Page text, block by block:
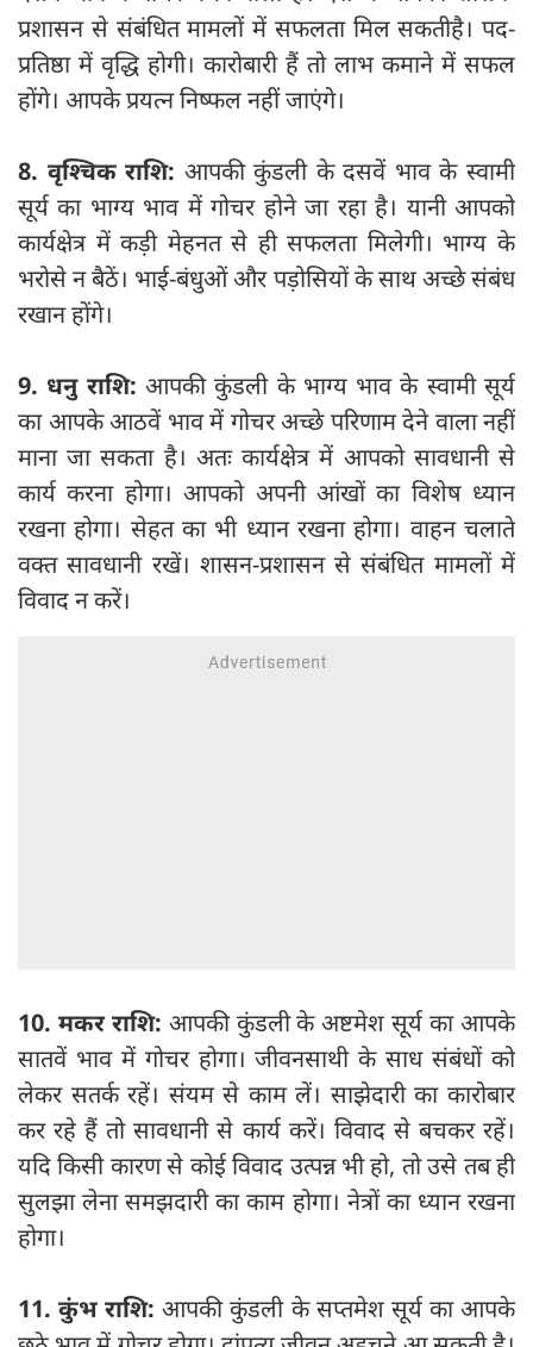
प्रशासन से संबंधित मामलों में सफलता मिल सकतीहै। पद-
प्रतिष्ठा में वृद्धि होगी। कारोबारी हैं तो लाभ कमाने में सफल
होंगे। आपके प्रयत्न निष्फल नहीं जाएंगे।
8. वृश्चिक राशि: आपकी कुंडली के दसवें भाव के स्वामी
सूर्य का भाग्य भाव में गोचर होने जा रहा है। यानी आपको
कार्यक्षेत्र में कड़ी मेहनत से ही सफलता मिलेगी। भाग्य के
भरोसे न बैठें। भाई-बंधुओं और पड़ोसियों के साथ अच्छे संबंध
रखान होंगे।
9. धनु राशि: आपकी कुंडली के भाग्य भाव के स्वामी सूर्य
का आपके आठवें भाव में गोचर अच्छे परिणाम देने वाला नहीं
माना जा सकता है। अतः कार्यक्षे‍त्र में आपको सावधानी से
कार्य करना होगा। आपको अपनी आंखों का विशेष ध्यान
रखना होगा। सेहत का भी ध्यान रखना होगा। वाहन चलाते
वक्त सावधानी रखें। शासन-प्रशासन से संबंधित मामलों में
विवाद न करें।
10. मकर राशि: आपकी कुंडली के अष्टमेश सूर्य का आपके
सातवें भाव में गोचर होगा। जीवनसाथी के साध संबंधों को
लेकर सतर्क रहें। संयम से काम लें। साझेदारी का कारोबार
कर रहे हैं तो सावधानी से कार्य करें। विवाद से बचकर रहें।
यदि किसी कारण से कोई विवाद उत्पन्न भी हो, तो उसे तब ही
सुलझा लेना समझदारी का काम होगा। नेत्रों का ध्यान रखना
होगा।
11. कुंभ राशि:आपकी कुंडली के सप्तमेश सूर्य का आपके